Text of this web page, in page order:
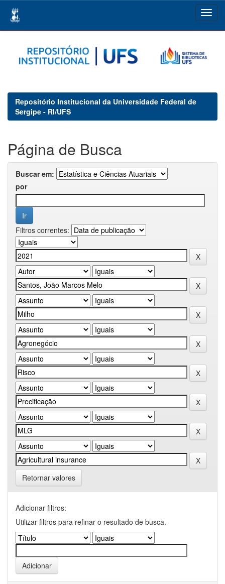
navigation
Repositório Institucional da Universidade Federal de
Sergipe - RI/UFS
Página de Busca
Buscar em:
por
Filtros correntes:
Retornar valores
Adicionar filtros:
Utilizar filtros para refinar o resultado de busca.